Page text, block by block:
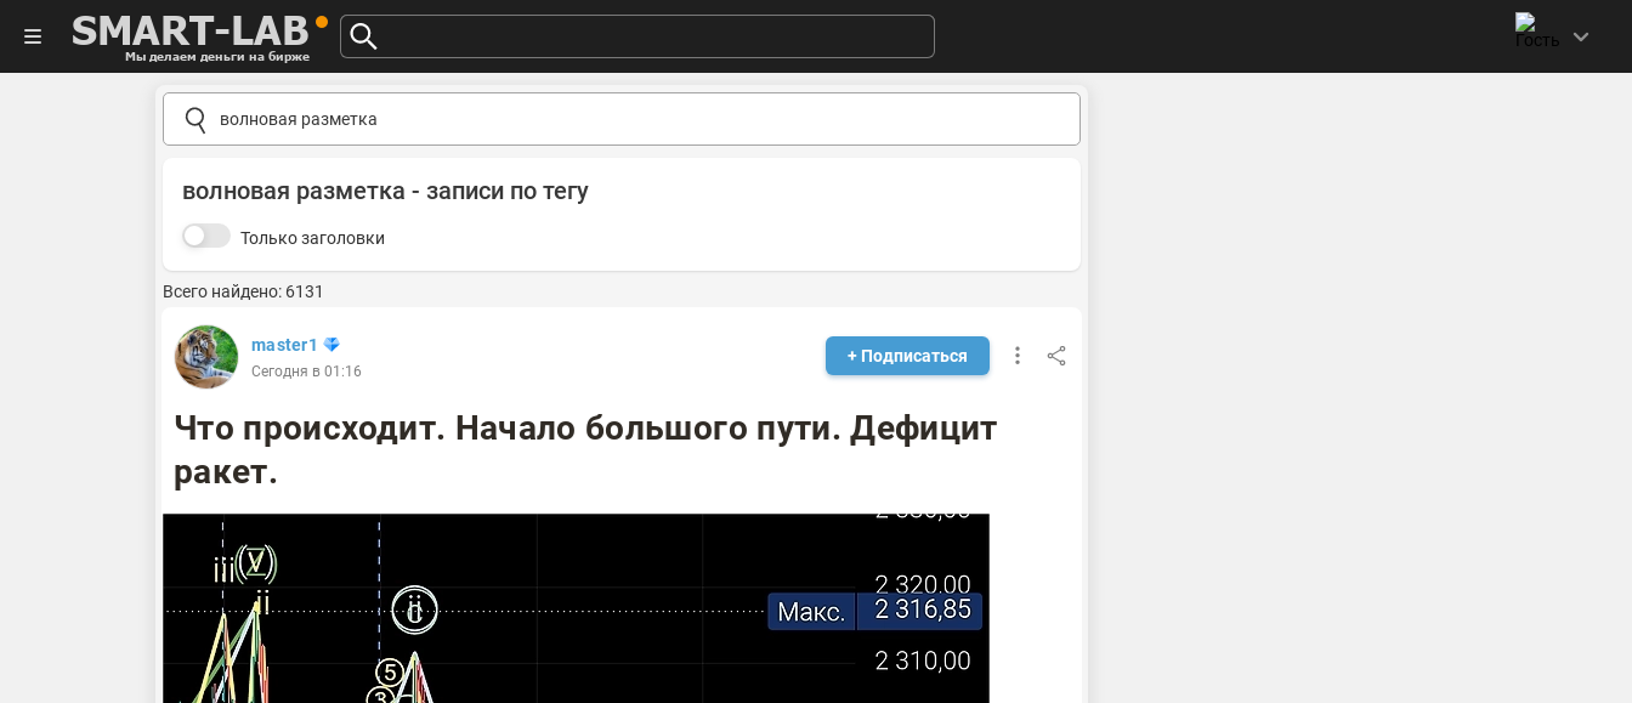
SMART-LAB
Мы делаем деньги на бирже
волновая разметка - записи по тегу
Только заголовки
Всего найдено: 6131
master1
Сегодня в 01:16
+ Подписаться
Что происходит. Начало большого пути. Дефицит
ракет.